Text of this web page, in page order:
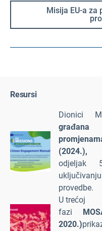
Misija EU-a
Resursi
Dionici
građana
(2024.),
odjeljak
provedbe.
U trećoj
fazi
2020.)